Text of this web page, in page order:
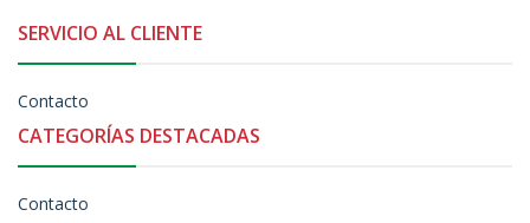
SERVICIO AL CLIENTE
Contacto
CATEGORÍAS DESTACADAS
Contacto